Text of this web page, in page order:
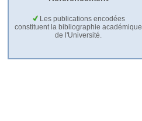
Les publications encodées
constituent la bibliographie académique
de l'Université.